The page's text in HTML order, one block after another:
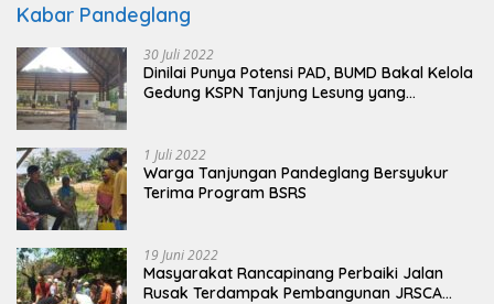
Kabar Pandeglang
30 Juli 2022
Dinilai Punya Potensi PAD, BUMD Bakal Kelola
Gedung KSPN Tanjung Lesung yang
1 Juli 2022
Warga Tanjungan Pandeglang Bersyukur
Terima Program BSRS
19 Juni 2022
Masyarakat Rancapinang Perbaiki Jalan
Rusak Terdampak Pembangunan JRSCA